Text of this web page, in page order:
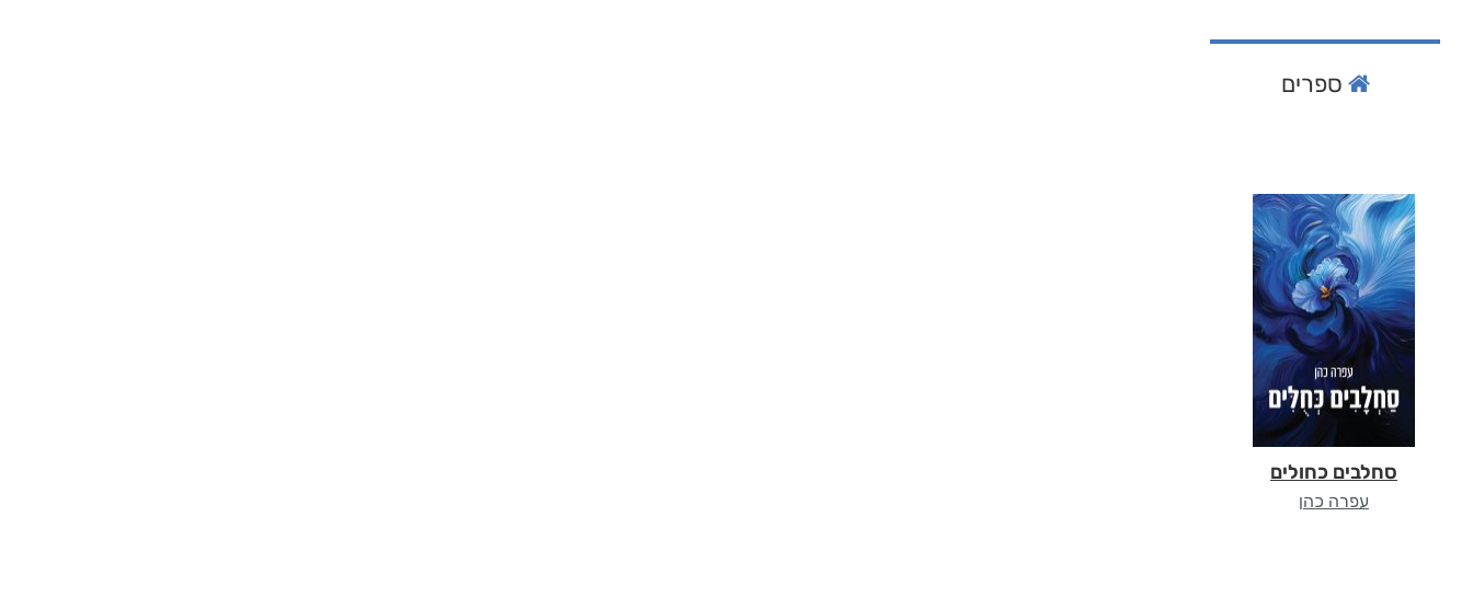
ספרים
סחלבים כחולים
עפרה כהן